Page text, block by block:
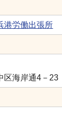
港労働出張所
区海岸通4－23